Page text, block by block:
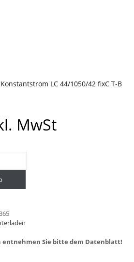
LC 44/1050/42 fixC T-B
MwSt
Sie bitte dem Datenblatt!